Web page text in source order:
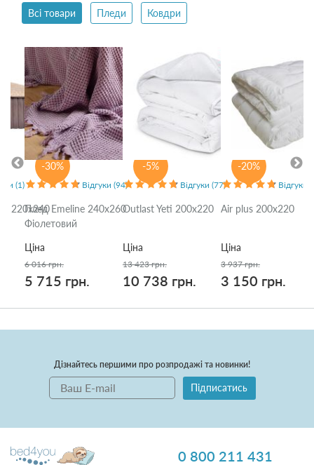
Всі товари Пледи Ковдри
-30%
(1)
2 220x240
-5%
Відгуки (94)
Плед Emeline 240x260
Фіолетовий
Ціна
6 016 грн.
5 715 грн.
-20%
Відгуки (77)
Outlast Yeti 200x220
Ціна
13 423 грн.
10 738 грн.
Відгуки
Air plus 200x220
Ціна
3 937 грн.
3 150 грн.
Дізнайтесь першими про розпродажі та новинки!
Підписатись
0 800 211 431